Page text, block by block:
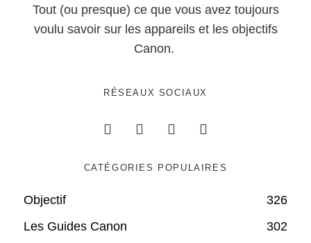
Tout (ou presque) ce que vous avez toujours
voulu savoir sur les appareils et les objectifs
Canon.
RÉSEAUX SOCIAUX
CATÉGORIES POPULAIRES
Objectif
326
Les Guides Canon
302